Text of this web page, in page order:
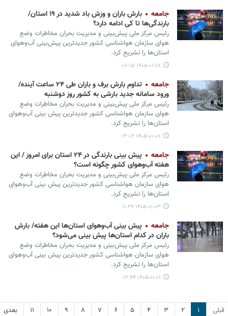
جامعه
بارش باران و وزش باد شدید در ۱۹ استان/
بارندگی‌ها تا کی ادامه دارد؟
رئیس مرکز ملی پیش‌بینی و مدیریت بحران مخاطرات وضع
هوای سازمان هواشناسی کشور جدیدترین پیش‌بینی آب‌وهوای
استان‌ها را تشریح کرد.
۱۴۰۵-۰۱-۱۸ ۰۸:۱۵
جامعه
تداوم بارش برف و باران طی ۲۴ ساعت آینده/
ورود سامانه جدید بارشی به کشور روز دوشنبه
رئیس مرکز ملی پیش‌بینی و مدیریت بحران مخاطرات وضع
هوای سازمان هواشناسی کشور جدیدترین پیش بینی آب‌وهوای
استان‌ها را تشریح کرد.
۱۴۰۵-۰۱-۰۸ ۱۳:۰۲
جامعه
پیش بینی بارندگی در ۲۴ استان برای امروز / این
هفته آب‌وهوای کشور چگونه است؟
رئیس مرکز ملی پیش‌بینی و مدیریت بحران مخاطرات وضع
هوای سازمان هواشناسی کشور جدیدترین پیش بینی آب‌وهوای
استان‌ها را تشریح کرد.
۱۴۰۵-۰۱-۰۳ ۱۱:۲۹
جامعه
پیش بینی آب‌وهوای استان‌ها این هفته/ بارش
باران در کدام استان‌ها پیش بینی می‌شود؟
رئیس مرکز ملی پیش‌بینی و مدیریت بحران مخاطرات وضع
هوای سازمان هواشناسی کشور جدیدترین پیش بینی آب‌وهوای
استان‌ها را تشریح کرد.
۱۴۰۵-۰۱-۰۱ ۱۲:۴۴
قبلی ۱ ۲ ۳ ۴ ۵ ۶ ۷ ۸ ۹ ۱۰ ۱۱ بعدی